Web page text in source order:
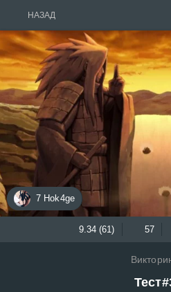
НАЗАД
7 Hok4ge
9.34 (61) 57